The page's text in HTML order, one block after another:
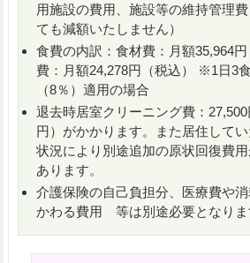
用施設の費用、施設等の維持管理
ても減額いたしません）
食費の内訳：食材費：月額35,964
費：月額24,278円（税込） ※1日3
（8％）適用の場合
退去時居室クリーニング費：
円）がかかります。また居住して
状況により別途追加の原状回復費
あります。
介護保険の自己負担分、医療費や
かわる費用 等は別途必要となりま